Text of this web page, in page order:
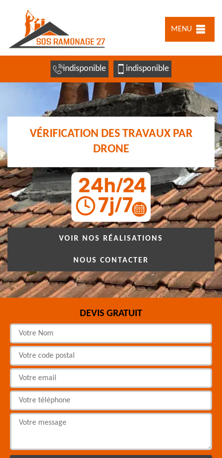
MENU
indisponible indisponible
VÉRIFICATION DES TRAVAUX PAR
DRONE
VOIR NOS RÉALISATIONS
NOUS CONTACTER
DEVIS GRATUIT